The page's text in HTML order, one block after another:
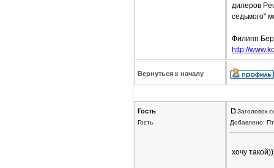
дилеров
седьмого"
Филипп
http://
Вернуться к началу
Гость
Гость
Заголовок
Добавлено:
хочу